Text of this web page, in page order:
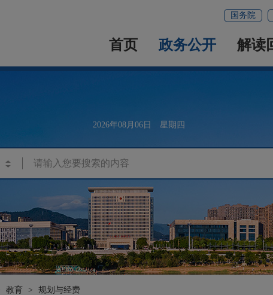
国务院
首页 政务公开 解读
2026年08月06日 星期四
教育 > 规划与经费